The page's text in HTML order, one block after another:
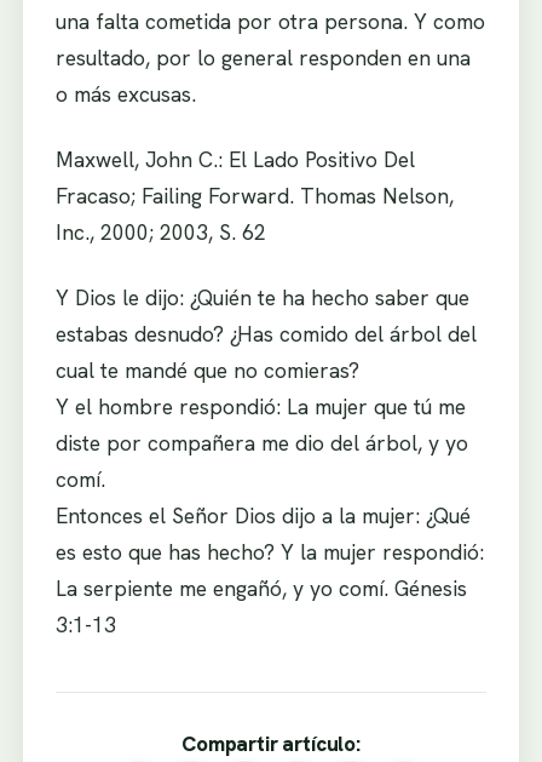
una falta cometida por otra persona. Y como
resultado, por lo general responden en una
o más excusas.
Maxwell, John C.: El Lado Positivo Del
Fracaso; Failing Forward. Thomas Nelson,
Inc., 2000; 2003, S. 62
Y Dios le dijo: ¿Quién te ha hecho saber que
estabas desnudo? ¿Has comido del árbol del
cual te mandé que no comieras?
Y el hombre respondió: La mujer que tú me
diste por compañera me dio del árbol, y yo
comí.
Entonces el Señor Dios dijo a la mujer: ¿Qué
es esto que has hecho? Y la mujer respondió:
La serpiente me engañó, y yo comí. Génesis
3:1-13
Compartir artículo: